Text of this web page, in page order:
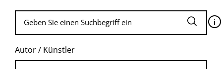
🛈
Autor / Künstler